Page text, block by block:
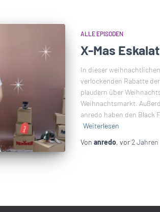
ALLE EPISODEN
X-Mas
In dieser
verlockenden Rabatte
plaudern über
Weihnachtsmarkt.
anredo haben den Black
Weiterlesen
Von anredo, vor 2 Jahren